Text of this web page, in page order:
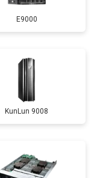
E9000
KunLun 9008